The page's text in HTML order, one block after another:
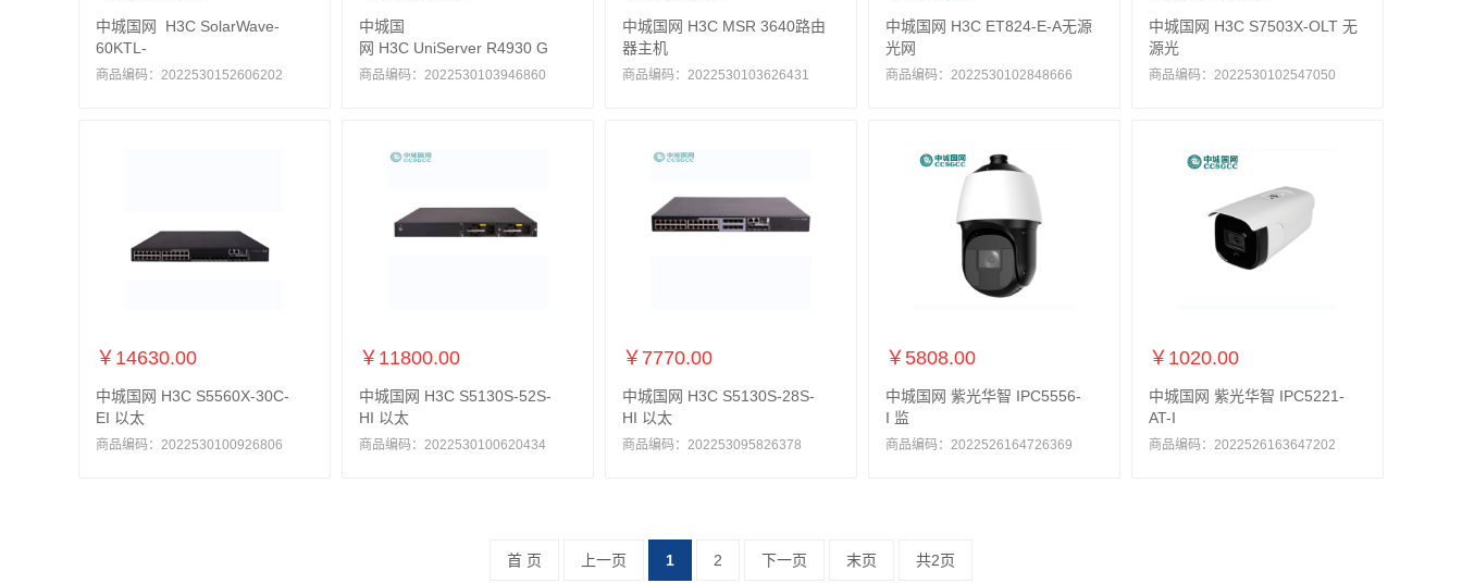
中城国网 H3C SolarWave-
60KTL-
商品编码：2022530152606202
中城国
网 H3C UniServer R4930 G
商品编码：2022530103946860
中城国网 H3C MSR 3640路由
器主机
商品编码：2022530103626431
中城国网 H3C ET824-E-A无源
光网
商品编码：2022530102848666
中城国网 H3C S7503X-OLT 无
源光
商品编码：2022530102547050
￥14630.00
中城国网 H3C S5560X-30C-
EI 以太
商品编码：2022530100926806
￥11800.00
中城国网 H3C S5130S-52S-
HI 以太
商品编码：2022530100620434
￥7770.00
中城国网 H3C S5130S-28S-
HI 以太
商品编码：202253095826378
￥5808.00
中城国网 紫光华智 IPC5556-
I 监
商品编码：2022526164726369
￥1020.00
中城国网 紫光华智 IPC5221-
AT-I
商品编码：2022526163647202
首 页 上一页 1 2 下一页 末页 共2页